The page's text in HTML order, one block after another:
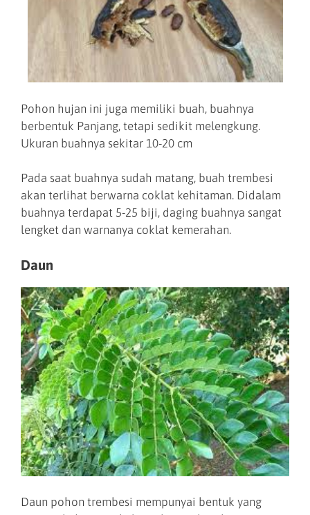
Pohon hujan ini juga memiliki buah, buahnya
berbentuk Panjang, tetapi sedikit melengkung.
Ukuran buahnya sekitar 10-20 cm
Pada saat buahnya sudah matang, buah trembesi
akan terlihat berwarna coklat kehitaman. Didalam
buahnya terdapat 5-25 biji, daging buahnya sangat
lengket dan warnanya coklat kemerahan.
Daun
Daun pohon trembesi mempunyai bentuk yang